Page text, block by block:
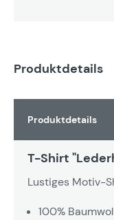
Produktdetails
Produktdetails
T-Shirt
Lustiges Motiv-
100%